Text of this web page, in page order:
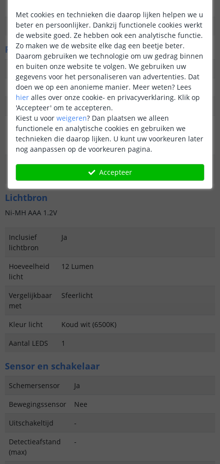
Garantie
2 jaar
Fysieke kenmerken
Vormgeving/stijl
Modern
Materiaal
RVS
Kleur
Transparante ster
Hoogte
(inclusief
grondspies)
59 cm
Afmeting
10.2 cm x 6 cm
Lichtbron
Ni-MH AAA 1.2V
Inclusief
lichtbron
Ja
Hoeveelheid
licht
12 Lumen
Vergelijkbaar
met
Sfeerlicht
Kleur licht
Koud wit (6500K)
Aantal LEDS
1
Sensor en schakelaar
Schemersensor
Ja
Bewegingssensor
Nee
Uitschakeltijd
-
Detectieafstand
(max)
-
Met cookies en technieken die daarop lijken helpen we u
beter en persoonlijker. Dankzij functionele cookies werkt
de website goed. Ze hebben ook een analytische functie.
Zo maken we de website elke dag een beetje beter.
Daarom gebruiken we technologie om uw gedrag binnen
en buiten onze website te volgen. We gebruiken uw
gegevens voor het personaliseren van advertenties. Dat
doen we op een anonieme manier. Meer weten? Lees
hier alles over onze cookie- en privacyverklaring. Klik op
'Accepteer' om te accepteren.
Kiest u voor weigeren? Dan plaatsen we alleen
functionele en analytische cookies en gebruiken we
technieken die daarop lijken. U kunt uw voorkeuren later
nog aanpassen op de voorkeuren pagina.
Accepteer